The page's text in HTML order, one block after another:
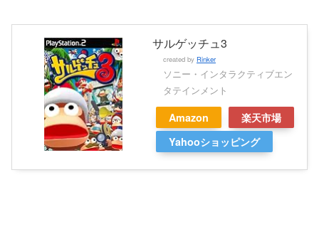
サルゲッチュ3
created by Rinker
ソニー・インタラクティブエン
タテインメント
Amazon
楽天市場
Yahooショッピング